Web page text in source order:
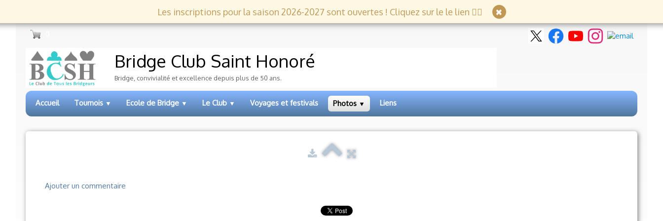
Les inscriptions pour la saison 2026-2027 sont ouvertes ! Cliquez sur le le lien 👇🏻
Bridge Club Saint Honoré
Bridge, convivialité et excellence depuis plus de 50 ans.
Accueil Tournois ▼ Ecole de Bridge ▼ Le Club ▼ Voyages et festivals Photos ▼ Liens
Ajouter un commentaire